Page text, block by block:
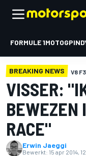
FORMULE 1MOTOGP
BREAKING NEWS V8
VISSER:
BEWEZEN
RACE"
Erwin Jaeggi
Bewerkt: 15 apr 2014,